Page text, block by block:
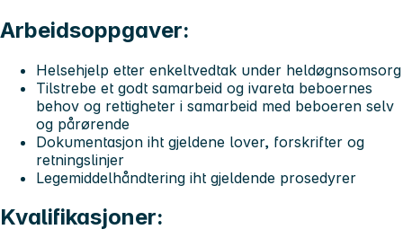
Arbeidsoppgaver:
Helsehjelp etter enkeltvedtak under heldøgnsomsorg
Tilstrebe et godt samarbeid og ivareta beboernes
behov og rettigheter i samarbeid med beboeren selv
og pårørende
Dokumentasjon iht gjeldene lover, forskrifter og
retningslinjer
Legemiddelhåndtering iht gjeldende prosedyrer
Kvalifikasjoner: